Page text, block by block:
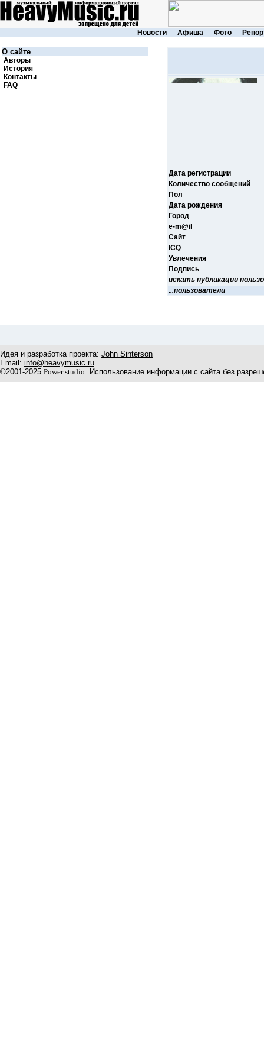
Новости Афиша Фото
О сайте
Авторы
История
Контакты
FAQ
Дата регистрации
Количество сообщений
Пол
Дата рождения
Город
e-m@il
Cайт
ICQ
Увлечения
Подпись
искать публикации
...пользователи
Идея и разработка проекта: John Sinterson
Email: info@heavymusic.ru
©2001-2025 Power studio. Использование информации с сайта без